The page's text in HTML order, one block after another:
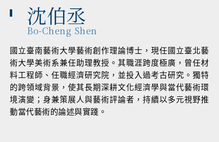
沈伯丞
Bo-Cheng Shen
國立臺南藝術大學藝術創作理論博士，現任國立臺北藝
術大學美術系兼任助理教授。其職涯跨度極廣，曾任材
料工程師、任職經濟研究院，並投入過考古研究。獨特
的跨領域背景，使其長期深耕文化經濟學與當代藝術環
境演變；身兼策展人與藝術評論者，持續以多元視野推
動當代藝術的論述與實踐。